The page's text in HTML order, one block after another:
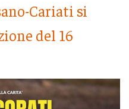
Cariati si
del 16